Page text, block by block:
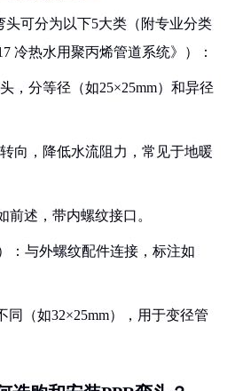
头可分为以下5大类（附专业分类
冷热水用聚丙烯管道系统》）：
，分等径（如25×25mm）和异径
向，降低水流阻力，常见于地暖
前述，带内螺纹接口。
：与外螺纹配件连接，标注如
同（如32×25mm），用于变径管